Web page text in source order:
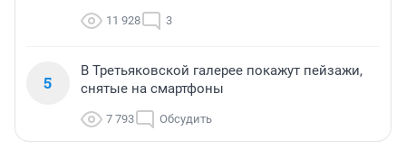
11 928 3
5
В Третьяковской галерее покажут пейзажи,
снятые на смартфоны
7 793 Обсудить